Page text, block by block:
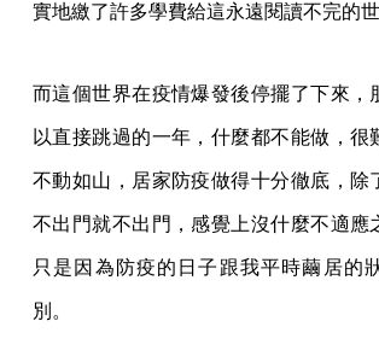
實地繳了許多學費給這永遠閱讀不完的世
而這個世界在疫情爆發後停擺了下來，
以直接跳過的一年，什麼都不能做，很
不動如山，居家防疫做得十分徹底，除
不出門就不出門，感覺上沒什麼不適應
只是因為防疫的日子跟我平時繭居的
別。